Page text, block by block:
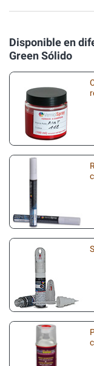
Disponible en
Green Sólido